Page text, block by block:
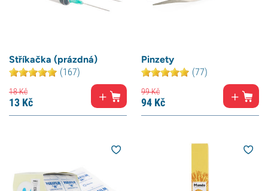
Stříkačka (prázdná)
(167)
18Kč
13 Kč
Pinzety
(77)
99Kč
94 Kč